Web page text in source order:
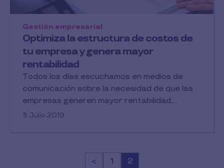
Optimiza la estructura de costos de
tu empresa y genera mayor
rentabilidad
Gestión empresarial
Todos los días escuchamos en medios de
comunicación sobre la necesidad de que las
empresas generen mayor rentabilidad,...
3 Julio 2019
< Página
1 Página
2